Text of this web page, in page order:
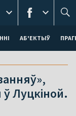
АБ'ЕКТЫЎ
Луцкіной.